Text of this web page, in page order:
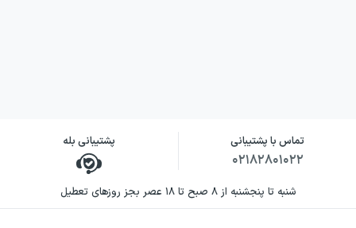
احساسات دشوار، خواننده را به فضای ذهنی مردی
می‌برد که هم از دست دادن را پیش‌بینی می‌کند و
هم می‌کوشد در برابر آن مقاومت کند.
تماس با پشتیبانی
۰۲۱۸۲۸۰۱۰۲۲
پشتیبانی بله
شنبه تا پنجشنبه از ۸ صبح تا ۱۸ عصر بجز روزهای تعطیل